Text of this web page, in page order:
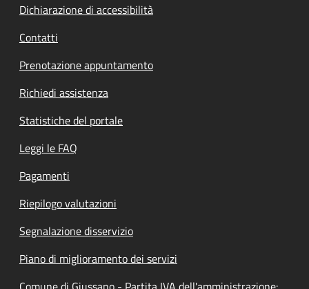
Dichiarazione di accessibilità
Contatti
Prenotazione appuntamento
Richiedi assistenza
Statistiche del portale
Leggi le FAQ
Pagamenti
Riepilogo valutazioni
Segnalazione disservizio
Piano di miglioramento dei servizi